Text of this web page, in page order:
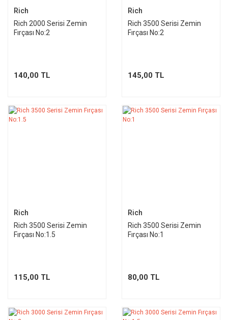
Rich
Rich 2000 Serisi Zemin
Fırçası No:2
140,00 TL
Rich
Rich 3500 Serisi Zemin
Fırçası No:2
145,00 TL
Rich
Rich 3500 Serisi Zemin
Fırçası No:1.5
115,00 TL
Rich
Rich 3500 Serisi Zemin
Fırçası No:1
80,00 TL